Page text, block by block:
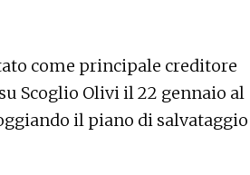
come principale creditore
Scoglio Olivi il 22 gennaio al
il piano di salvataggio